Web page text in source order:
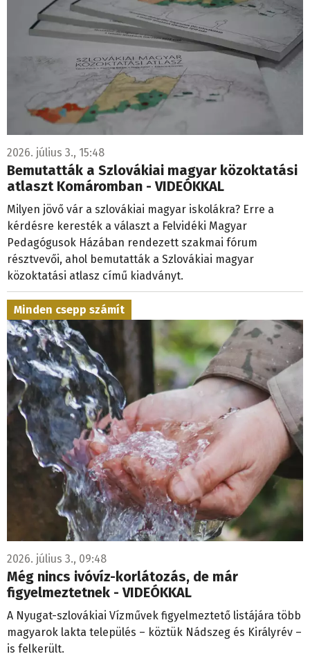
2026. július 3., 15:48
Bemutatták a Szlovákiai magyar közoktatási
atlaszt Komáromban - VIDEÓKKAL
Milyen jövő vár a szlovákiai magyar iskolákra? Erre a
kérdésre keresték a választ a Felvidéki Magyar
Pedagógusok Házában rendezett szakmai fórum
résztvevői, ahol bemutatták a Szlovákiai magyar
közoktatási atlasz című kiadványt.
Minden csepp számít
2026. július 3., 09:48
Még nincs ivóvíz-korlátozás, de már
figyelmeztetnek - VIDEÓKKAL
A Nyugat-szlovákiai Vízművek figyelmeztető listájára több
magyarok lakta település – köztük Nádszeg és Királyrév –
is felkerült.